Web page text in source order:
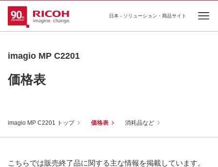
日本 - ソリューション・商品サイト
imagio MP C2201
価格表
imagio MP C2201 トップ 価格表 消耗品など
こちらでは販売終了品に関する主な情報を掲載しています。